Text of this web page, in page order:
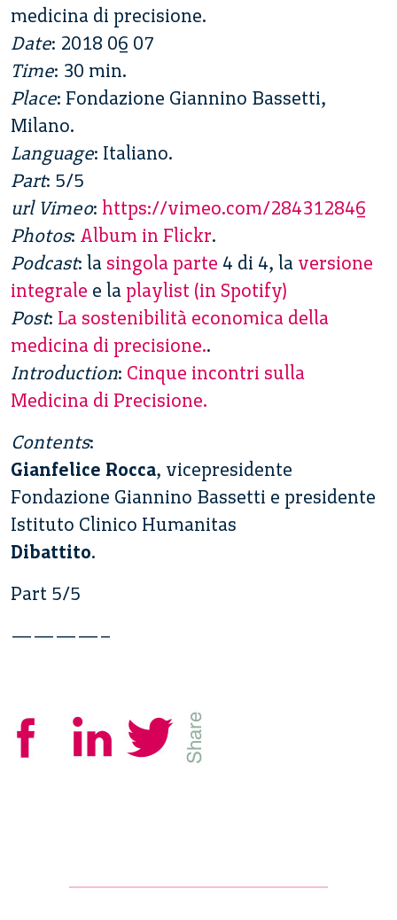
medicina di precisione.
Date: 2018 06 07
Time: 30 min.
Place: Fondazione Giannino Bassetti,
Milano.
Language: Italiano.
Part: 5/5
url Vimeo: https://vimeo.com/284312846
Photos: Album in Flickr.
Podcast: la singola parte 4 di 4, la versione
integrale e la playlist (in Spotify)
Post: La sostenibilità economica della
medicina di precisione..
Introduction: Cinque incontri sulla
Medicina di Precisione.
Contents:
Gianfelice Rocca, vicepresidente
Fondazione Giannino Bassetti e presidente
Istituto Clinico Humanitas
Dibattito.
Part 5/5
————–